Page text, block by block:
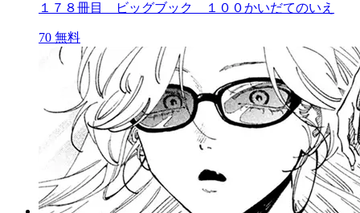
１７８冊目 ビッグブック １００かいだてのいえ
70 無料